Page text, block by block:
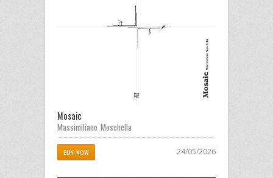
Mosaic
Massimiliano Moschella
BUY NOW 24/05/2026